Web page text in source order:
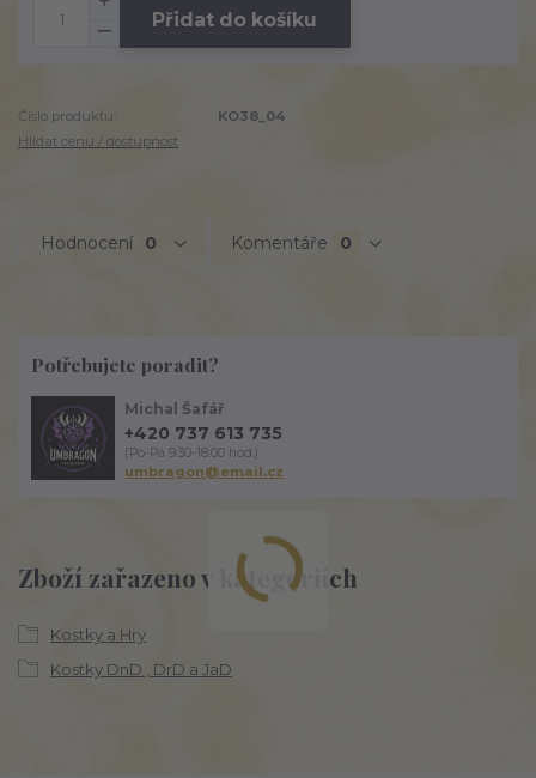
Přidat do košíku
Číslo produktu:
KO38_04
Hlídat cenu / dostupnost
Hodnocení 0 Komentáře 0
Zboží zařazeno v kategoriích
Kostky a Hry
Kostky DnD , DrD a JaD
Potřebujete poradit?
Michal Šafář
+420 737 613 735
(Po-Pá 9:30-18:00 hod.)
umbragon@email.cz